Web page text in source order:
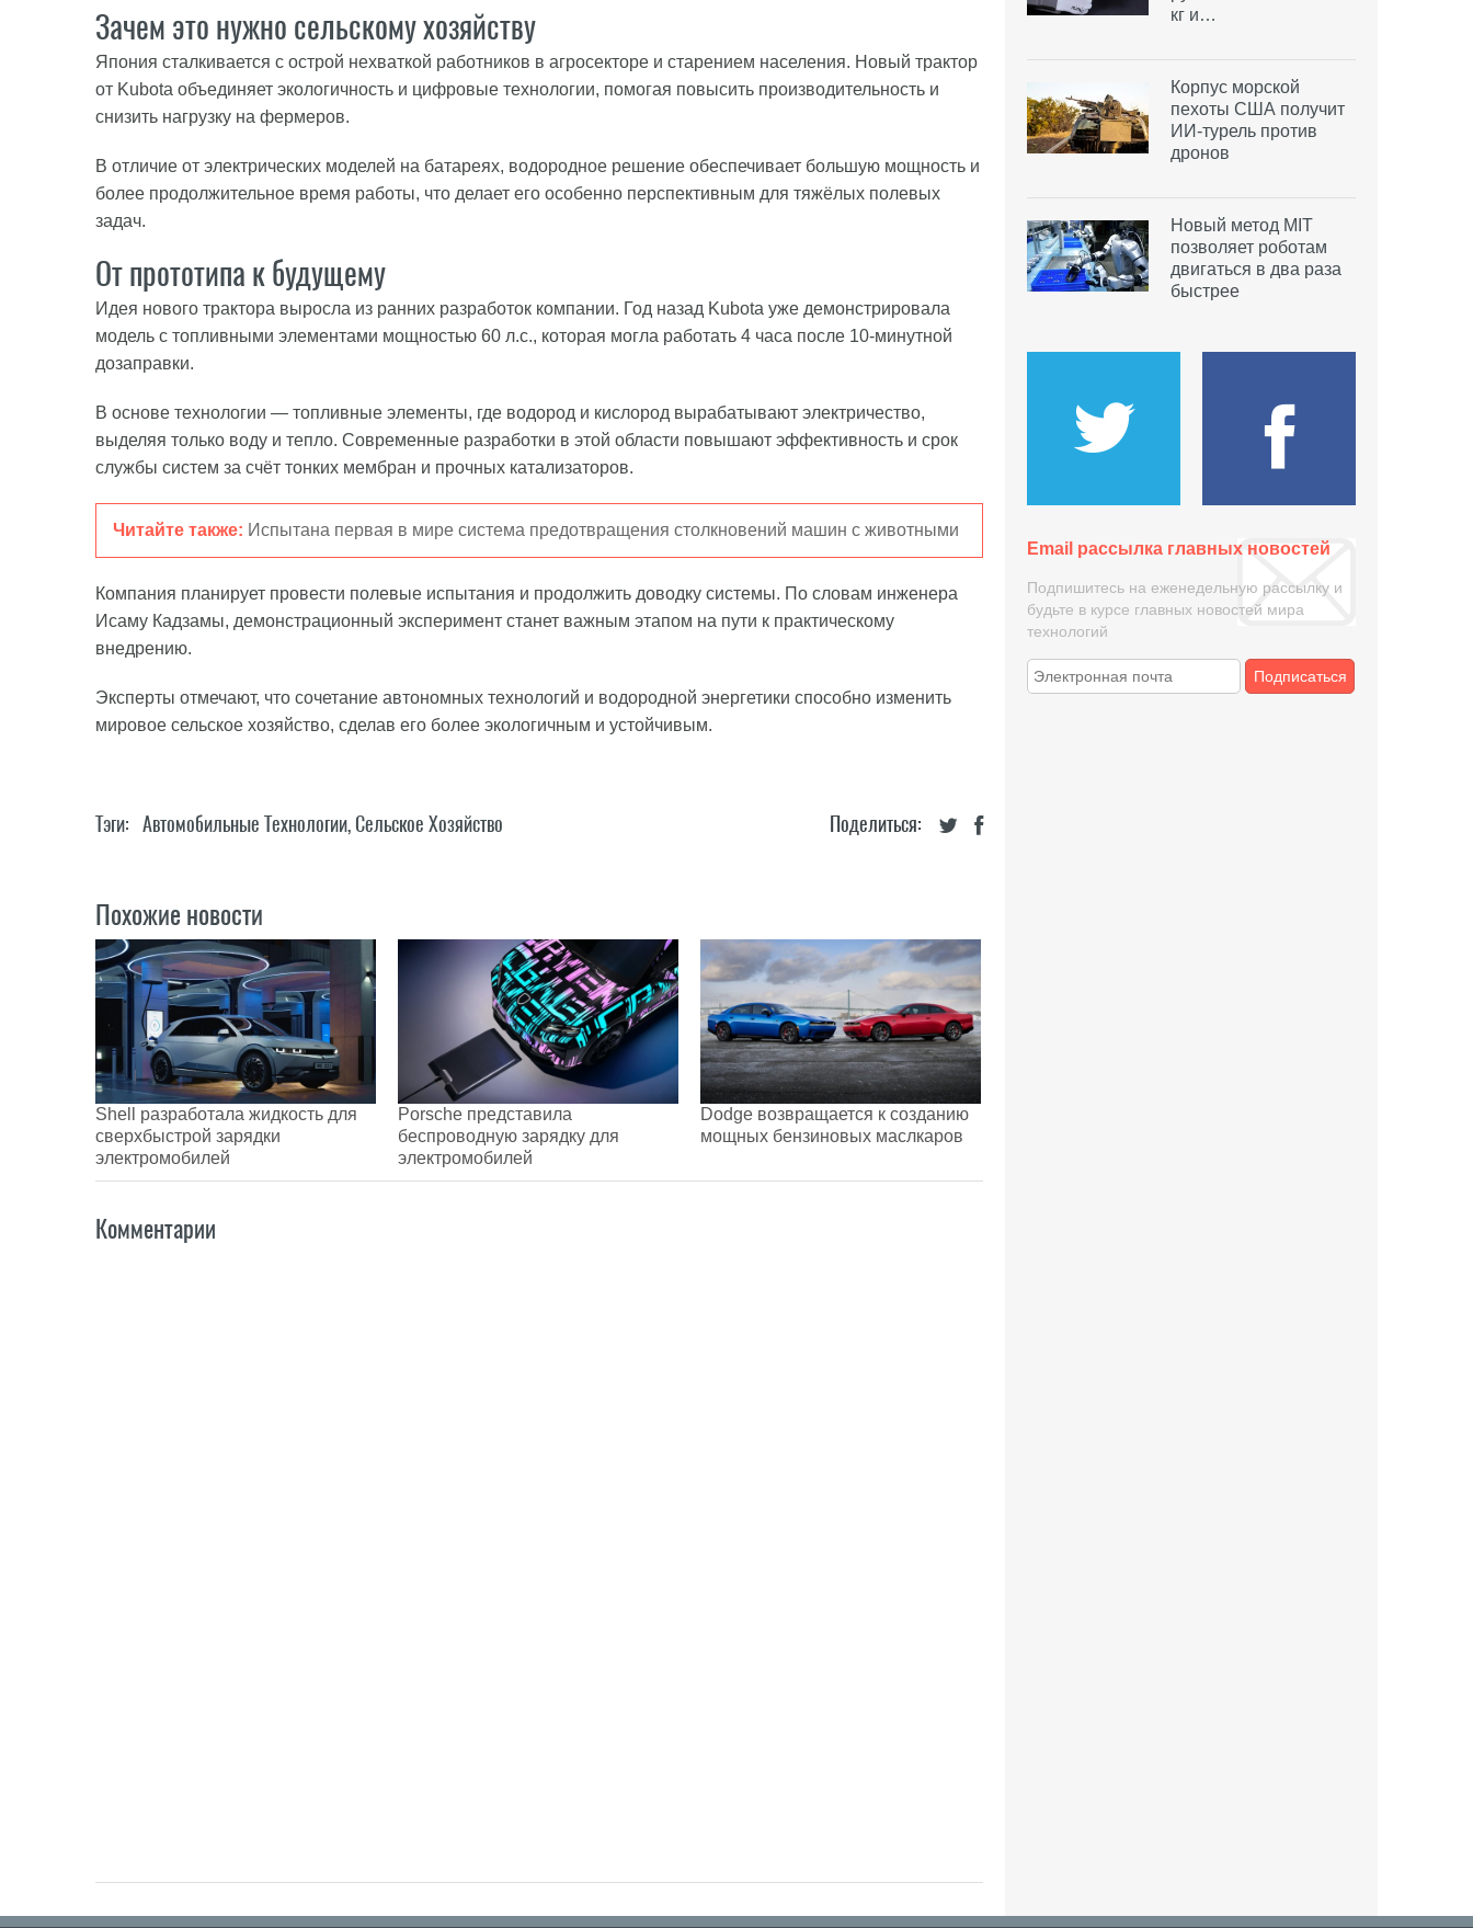
Зачем это нужно сельскому хозяйству
Япония сталкивается с острой нехваткой работников в агросекторе и старением населения. Новый трактор
от Kubota объединяет экологичность и цифровые технологии, помогая повысить производительность и
снизить нагрузку на фермеров.
В отличие от электрических моделей на батареях, водородное решение обеспечивает большую мощность и
более продолжительное время работы, что делает его особенно перспективным для тяжёлых полевых
задач.
От прототипа к будущему
Идея нового трактора выросла из ранних разработок компании. Год назад Kubota уже демонстрировала
модель с топливными элементами мощностью 60 л.с., которая могла работать 4 часа после 10-минутной
дозаправки.
В основе технологии — топливные элементы, где водород и кислород вырабатывают электричество,
выделяя только воду и тепло. Современные разработки в этой области повышают эффективность и срок
службы систем за счёт тонких мембран и прочных катализаторов.
Читайте также: Испытана первая в мире система предотвращения столкновений машин с животными
Компания планирует провести полевые испытания и продолжить доводку системы. По словам инженера
Исаму Кадзамы, демонстрационный эксперимент станет важным этапом на пути к практическому
внедрению.
Эксперты отмечают, что сочетание автономных технологий и водородной энергетики способно изменить
мировое сельское хозяйство, сделав его более экологичным и устойчивым.
Поделиться:
Тэги: Автомобильные Технологии,Сельское Хозяйство
Похожие новости
Shell разработала жидкость для
сверхбыстрой зарядки
электромобилей
Porsche представила
беспроводную зарядку для
электромобилей
Dodge возвращается к созданию
мощных бензиновых маслкаров
Комментарии
кг и…
Корпус морской
пехоты США получит
ИИ-турель против
дронов
Новый метод MIT
позволяет роботам
двигаться в два раза
быстрее
Email рассылка главных новостей
Подпишитесь на еженедельную рассылку и
будьте в курсе главных новостей мира
технологий
Подписаться